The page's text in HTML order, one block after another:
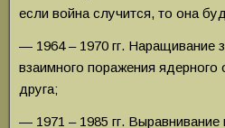
если война случится, то она
— 1964 – 1970 гг. Наращивание
взаимного поражения ядерного
друга;
— 1971 – 1985 гг.